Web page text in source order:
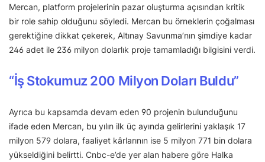
Mercan, platform projelerinin pazar oluşturma açısından kritik
bir role sahip olduğunu söyledi. Mercan bu örneklerin çoğalması
gerektiğine dikkat çekerek, Altınay Savunma’nın şimdiye kadar
246 adet ile 236 milyon dolarlık proje tamamladığı bilgisini verdi.
“İş Stokumuz 200 Milyon Doları Buldu”
Ayrıca bu kapsamda devam eden 90 projenin bulunduğunu
ifade eden Mercan, bu yılın ilk üç ayında gelirlerini yaklaşık 17
milyon 579 dolara, faaliyet kârlarının ise 5 milyon 771 bin dolara
yükseldiğini belirtti. Cnbc-e’de yer alan habere göre Halka